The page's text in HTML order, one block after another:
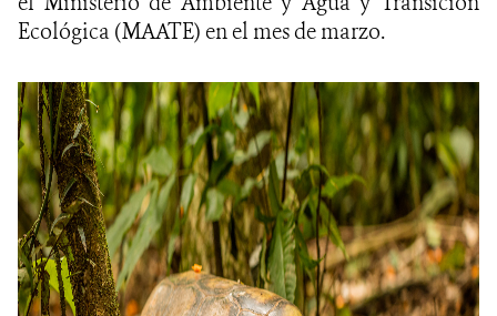
Ecológica (MAATE) en el mes de marzo.